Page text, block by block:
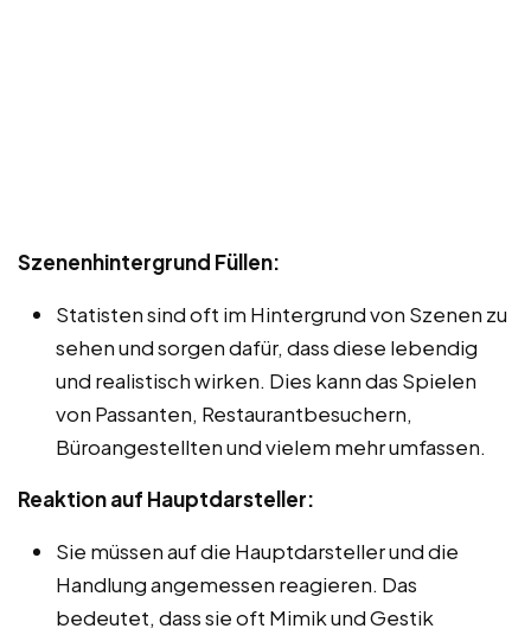
Szenenhintergrund Füllen:
Statisten sind oft im Hintergrund von Szenen zu
sehen und sorgen dafür, dass diese lebendig
und realistisch wirken. Dies kann das Spielen
von Passanten, Restaurantbesuchern,
Büroangestellten und vielem mehr umfassen.
Reaktion auf Hauptdarsteller:
Sie müssen auf die Hauptdarsteller und die
Handlung angemessen reagieren. Das
bedeutet, dass sie oft Mimik und Gestik